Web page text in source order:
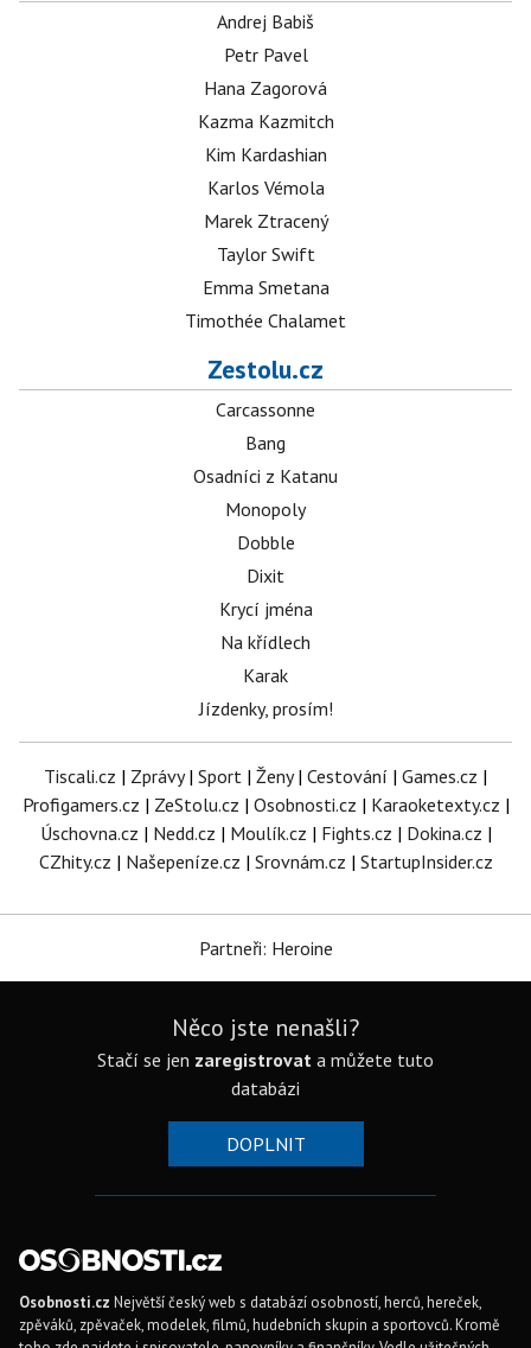
Andrej Babiš
Petr Pavel
Hana Zagorová
Kazma Kazmitch
Kim Kardashian
Karlos Vémola
Marek Ztracený
Taylor Swift
Emma Smetana
Timothée Chalamet
Zestolu.cz
Carcassonne
Bang
Osadníci z Katanu
Monopoly
Dobble
Dixit
Krycí jména
Na křídlech
Karak
Jízdenky, prosím!
Tiscali.cz | Zprávy| Sport | Ženy| Cestování | Games.cz |
Profigamers.cz | ZeStolu.cz | Osobnosti.cz | Karaoketexty.cz |
Úschovna.cz | Nedd.cz | Moulík.cz | Fights.cz | Dokina.cz |
CZhity.cz | Našepeníze.cz | Srovnám.cz | StartupInsider.cz
Partneři: Heroine
Něco jste nenašli?
Stačí se jen zaregistrovat a můžete tuto
databázi
DOPLNIT
Osobnosti.cz Největší český web s databází osobností, herců, hereček,
zpěváků, zpěvaček, modelek, filmů, hudebních skupin a sportovců. Kromě